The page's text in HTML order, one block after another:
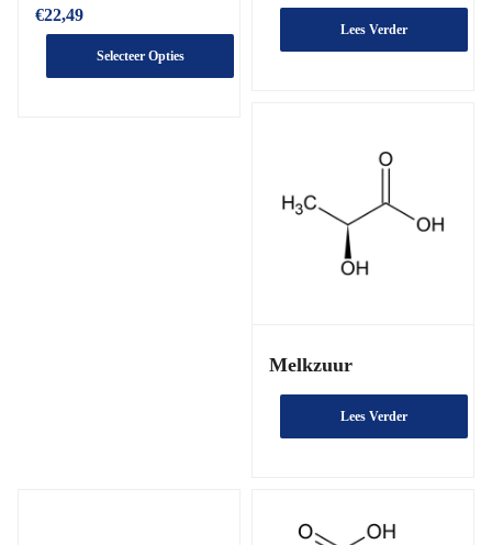
€22,49
Selecteer Opties
Lees Verder
Melkzuur
Lees Verder